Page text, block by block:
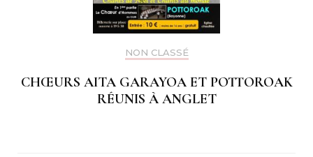
NON CLASSÉ
CHŒURS AITA GARAYOA ET POTTOROAK
RÉUNIS À ANGLET